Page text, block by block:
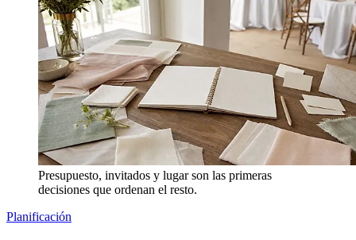
Presupuesto, invitados y lugar son las primeras
decisiones que ordenan el resto.
Planificación